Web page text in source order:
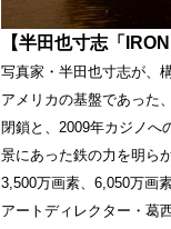
【半田也寸志「
写真家・半田也寸志が、
アメリカの基盤であった
閉鎖と、2009年カジノへ
景にあった鉄の力を明ら
3,500万画素、6,050万画
アートディレクター・葛